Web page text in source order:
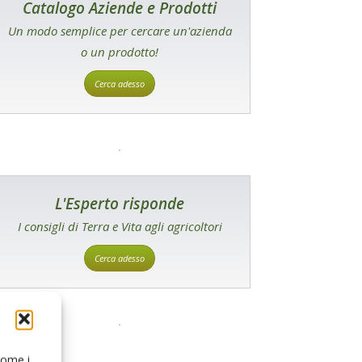
Catalogo Aziende e Prodotti
Un modo semplice per cercare un'azienda
o un prodotto!
Cerca adesso
L'Esperto risponde
I consigli di Terra e Vita agli agricoltori
Cerca adesso